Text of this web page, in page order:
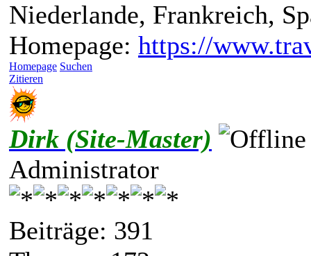
Niederlande, Frankreich,
Homepage: https://
Homepage Suchen
Zitieren
Dirk (Site-Master)
Administrator
Beiträge: 391